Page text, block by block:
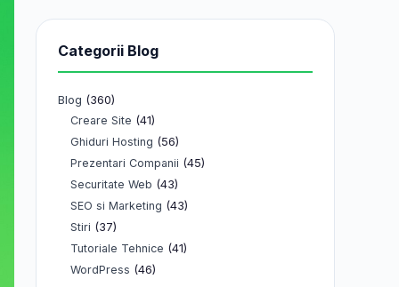
Categorii Blog
Blog (360)
Creare Site (41)
Ghiduri Hosting (56)
Prezentari Companii (45)
Securitate Web (43)
SEO si Marketing (43)
Stiri (37)
Tutoriale Tehnice (41)
WordPress (46)